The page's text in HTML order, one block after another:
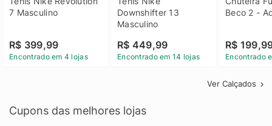
7 Masculino
R$ 399,99
Encontrado em 4 lojas
Downshifter 13
Masculino
R$ 449,99
Encontrado em 14 lojas
Beco 2 -
R$
Encontrado
Ver Calçados
Cupons das melhores lojas